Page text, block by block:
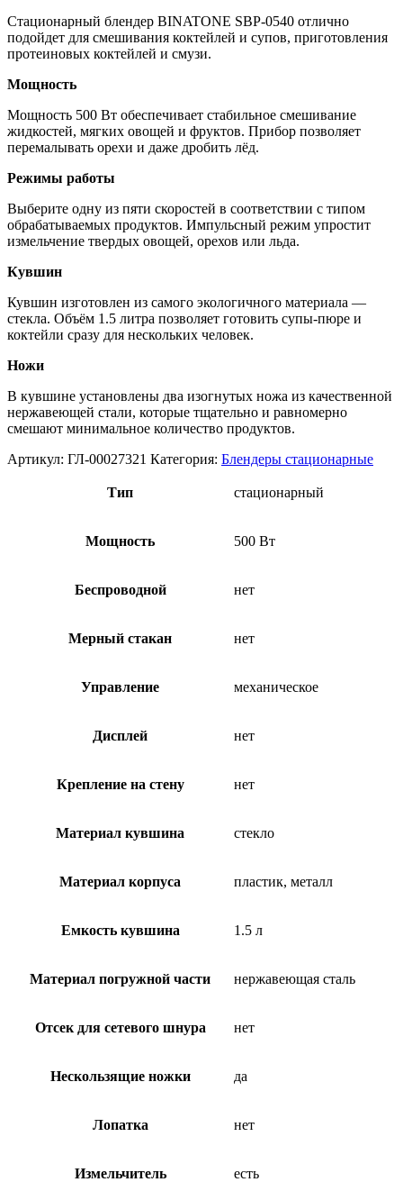
Стационарный блендер BINATONE SBP-0540 отлично
подойдет для смешивания коктейлей и супов, приготовления
протеиновых коктейлей и смузи.
Мощность
Мощность 500 Вт обеспечивает стабильное смешивание
жидкостей, мягких овощей и фруктов. Прибор позволяет
перемалывать орехи и даже дробить лёд.
Режимы работы
Выберите одну из пяти скоростей в соответствии с типом
обрабатываемых продуктов. Импульсный режим упростит
измельчение твердых овощей, орехов или льда.
Кувшин
Кувшин изготовлен из самого экологичного материала —
стекла. Объём 1.5 литра позволяет готовить супы-пюре и
коктейли сразу для нескольких человек.
Ножи
В кувшине установлены два изогнутых ножа из качественной
нержавеющей стали, которые тщательно и равномерно
смешают минимальное количество продуктов.
Артикул: ГЛ-00027321 Категория: Блендеры стационарные
Тип стационарный
Мощность 500 Вт
Беспроводной нет
Мерный стакан нет
Управление механическое
Дисплей нет
Крепление на стену нет
Материал кувшина стекло
Материал корпуса пластик, металл
Емкость кувшина 1.5 л
Материал погружной части нержавеющая сталь
Отсек для сетевого шнура нет
Нескользящие ножки да
Лопатка нет
Измельчитель есть